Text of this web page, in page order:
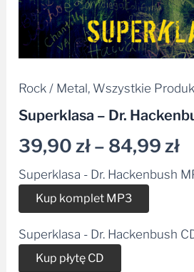
Rock / Metal, Wszystkie
Superklasa – Dr.
39,90zł– 84,99zł
Superklasa - Dr. Hackenbush
Kup komplet MP3
Superklasa - Dr. Hackenbush
Kup płytę CD